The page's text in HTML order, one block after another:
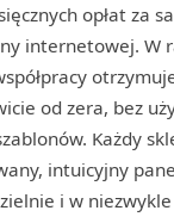
opłat za
internetowej. W
od zera, bez
Każdy
intuicyjny
i w